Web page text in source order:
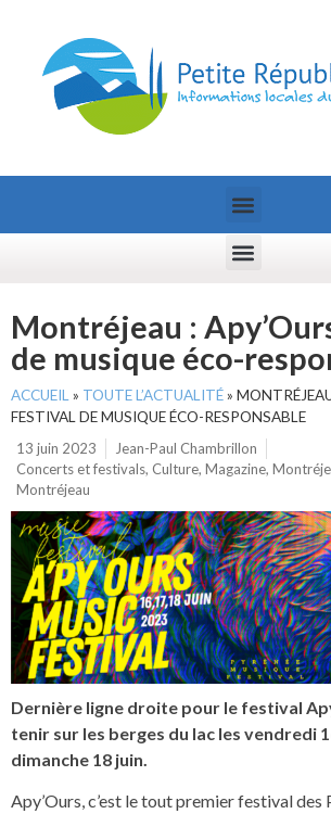
Montréjeau :
de musique éco-
ACCUEIL » TOUTE L’ACTUALITÉ»
FESTIVAL DE MUSIQUE ÉCO-RESPONSABLE
13 juin 2023
Jean-Paul Chambrillon
Concerts et festivals, Culture, Magazine,
Montréjeau
Dernière ligne droite pour le festival
tenir sur les berges du lac les vendredi
dimanche 18 juin.
Apy’Ours, c’est le tout premier festival des